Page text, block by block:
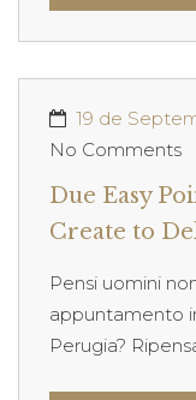
19 de
No Comments
Due Easy
Create to
Pensi uomini
appuntamento
Perugia?